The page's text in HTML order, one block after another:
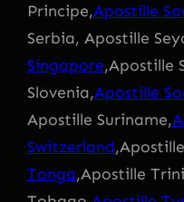
Principe,Apostille
Serbia, Apostille
Singapore,Apostille
Slovenia,Apostille
Apostille Suriname,
Switzerland
Tonga,Apostille